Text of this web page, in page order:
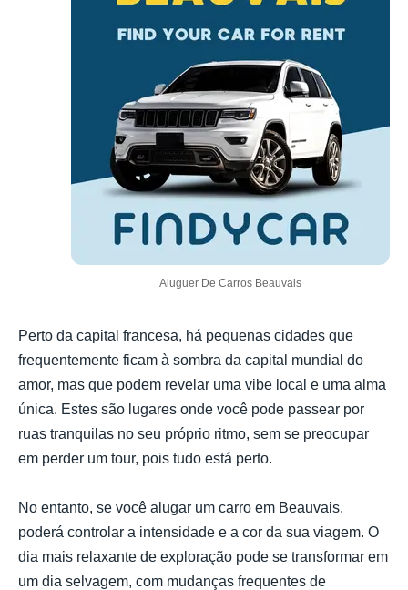
Aluguer De Carros Beauvais
Perto da capital francesa, há pequenas cidades que
frequentemente ficam à sombra da capital mundial do
amor, mas que podem revelar uma vibe local e uma alma
única. Estes são lugares onde você pode passear por
ruas tranquilas no seu próprio ritmo, sem se preocupar
em perder um tour, pois tudo está perto.
No entanto, se você alugar um carro em Beauvais,
poderá controlar a intensidade e a cor da sua viagem. O
dia mais relaxante de exploração pode se transformar em
um dia selvagem, com mudanças frequentes de